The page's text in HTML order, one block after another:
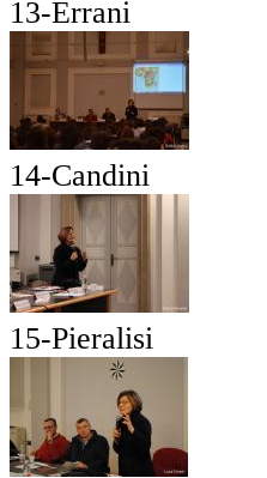
13-Errani
14-Candini
15-Pieralisi